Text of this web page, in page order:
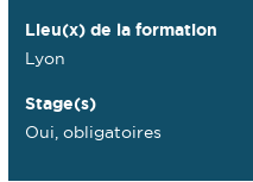
Lieu(x) de la formation
Lyon
Stage(s)
Oui, obligatoires